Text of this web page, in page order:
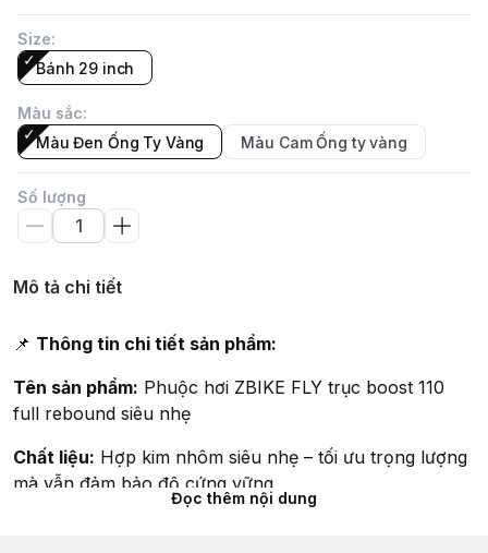
Size:
Bánh 29 inch
Màu sắc:
Màu Đen Ống Ty Vàng
Màu Cam Ống ty vàng
Số lượng
Mô tả chi tiết
📌 Thông tin chi tiết sản phẩm:
Tên sản phẩm: Phuộc hơi ZBIKE FLY trục boost 110
full rebound siêu nhẹ
Chất liệu: Hợp kim nhôm siêu nhẹ – tối ưu trọng lượng
mà vẫn đảm bảo độ cứng vững
Đọc thêm nội dung